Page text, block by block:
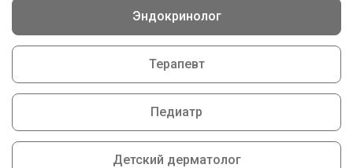
Эндокринолог
Терапевт
Педиатр
Детский дерматолог